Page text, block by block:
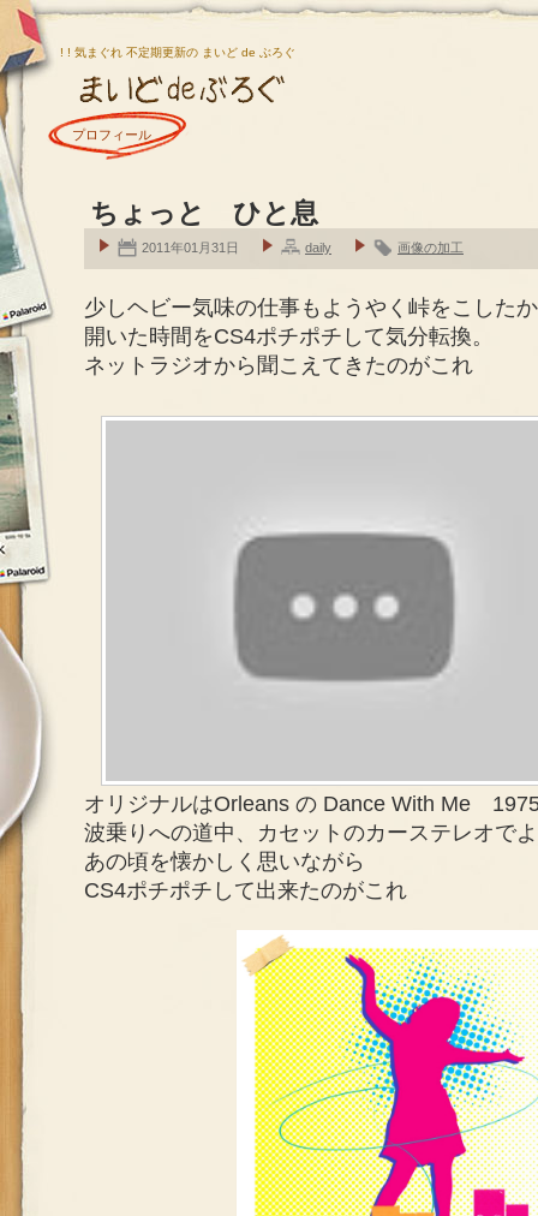
! ! 気まぐれ 不定期更新の まいど de ぶろぐ
プロフィール
ちょっと ひと息
2011年01月31日 daily 画像の加工
少しヘビー気味の仕事もようやく峠をこした
開いた時間をCS4ポチポチして気分転換。
ネットラジオから聞こえてきたのがこれ
オリジナルはOrleans の Dance With Me
波乗りへの道中、カセットのカーステレオで
あの頃を懐かしく思いながら
CS4ポチポチして出来たのがこれ